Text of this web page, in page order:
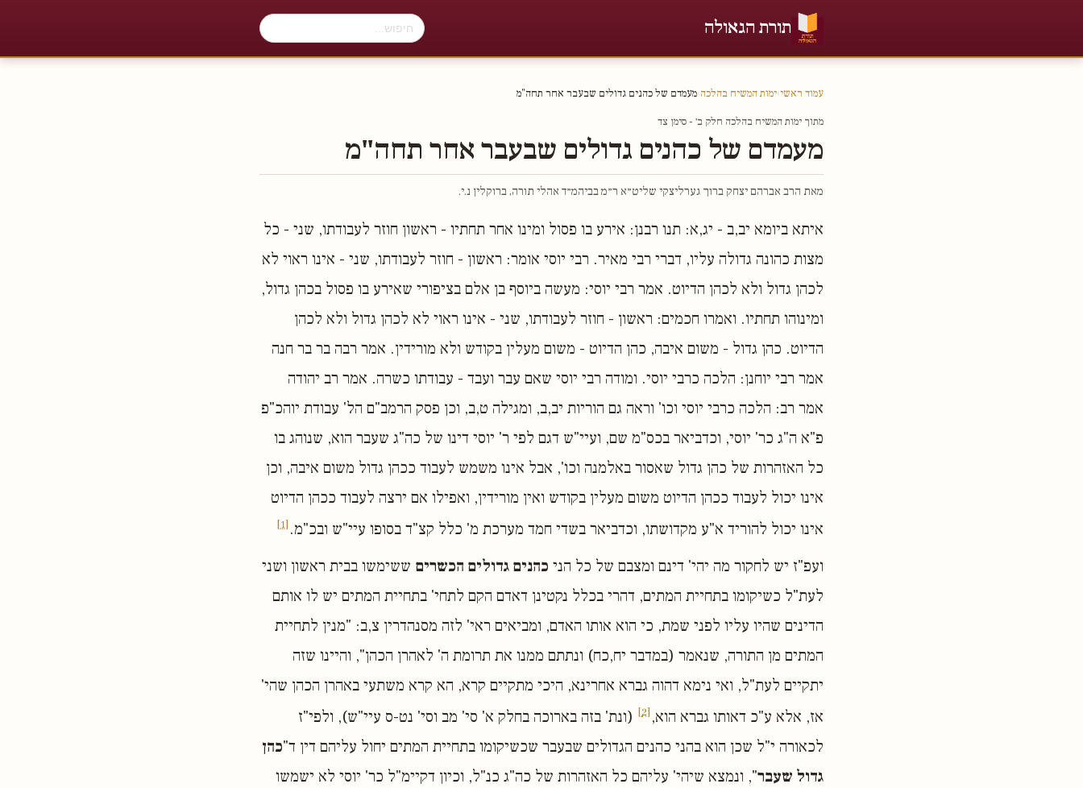
תורת הגאולה
עמוד ראשי›ימות המשיח בהלכה›מעמדם של כהנים גדולים שבעבר אחר תחה"מ
מתוך ימות המשיח בהלכה חלק ב׳ - סימן צד
מעמדם של כהנים גדולים שבעבר אחר תחה"מ
מאת הרב אברהם יצחק ברוך גערליצקי שליט״א ר״מ בביהמ״ד אהלי תורה, ברוקלין נ.י.
איתא ביומא יב,ב - יג,א: תנו רבנן: אירע בו פסול ומינו אחר תחתיו - ראשון חוזר לעבודתו, שני - כל
מצות כהונה גדולה עליו, דברי רבי מאיר. רבי יוסי אומר: ראשון - חוזר לעבודתו, שני - אינו ראוי לא
לכהן גדול ולא לכהן הדיוט. אמר רבי יוסי: מעשה ביוסף בן אלם בציפורי שאירע בו פסול בכהן גדול,
ומינוהו תחתיו. ואמרו חכמים: ראשון - חוזר לעבודתו, שני - אינו ראוי לא לכהן גדול ולא לכהן
הדיוט. כהן גדול - משום איבה, כהן הדיוט - משום מעלין בקודש ולא מורידין. אמר רבה בר בר חנה
אמר רבי יוחנן: הלכה כרבי יוסי. ומודה רבי יוסי שאם עבר ועבד - עבודתו כשרה. אמר רב יהודה
אמר רב: הלכה כרבי יוסי וכו' וראה גם הוריות יב,ב, ומגילה ט,ב, וכן פסק הרמב"ם הל' עבודת יוהכ"פ
פ"א ה"ג כר' יוסי, וכדביאר בכס"מ שם, ועיי"ש דגם לפי ר' יוסי דינו של כה"ג שעבר הוא, שנוהג בו
כל האזהרות של כהן גדול שאסור באלמנה וכו', אבל אינו משמש לעבוד ככהן גדול משום איבה, וכן
אינו יכול לעבוד ככהן הדיוט משום מעלין בקודש ואין מורידין, ואפילו אם ירצה לעבוד ככהן הדיוט
אינו יכול להוריד א"ע מקדושתו, וכדביאר בשדי חמד מערכת מ' כלל קצ"ד בסופו עיי"ש ובכ"מ. [1]
ועפ"ז יש לחקור מה יהי' דינם ומצבם של כל הני כהנים גדולים הכשרים ששימשו בבית ראשון ושני
לעת"ל כשיקומו בתחיית המתים, דהרי בכלל נקטינן דאדם הקם לתחי' בתחיית המתים יש לו אותם
הדינים שהיו עליו לפני שמת, כי הוא אותו האדם, ומביאים ראי' לזה מסנהדרין צ,ב: "מנין לתחיית
המתים מן התורה, שנאמר (במדבר יח,כח) ונתתם ממנו את תרומת ה' לאהרן הכהן", והיינו שזה
יתקיים לעת"ל, ואי נימא דהוה גברא אחרינא, היכי מתקיים קרא, הא קרא משתעי באהרן הכהן שהי'
אז, אלא ע"כ דאותו גברא הוא, [2]
(ונת' בזה בארוכה בחלק א' סי' מב וסי' נט-ס עיי"ש), ולפי"ז
לכאורה י"ל שכן הוא בהני כהנים הגדולים שבעבר שכשיקומו בתחיית המתים יחול עליהם דין ד"כהן
גדול שעבר", ונמצא שיהי' עליהם כל האזהרות של כה"ג כנ"ל, וכיון דקיימ"ל כר' יוסי לא ישמשו